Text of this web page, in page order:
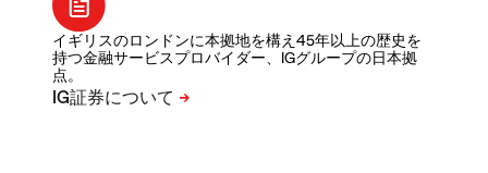
イギリスのロンドンに本拠地を構え45年以上の歴史を
持つ金融サービスプロバイダー、IGグループの日本拠
点。